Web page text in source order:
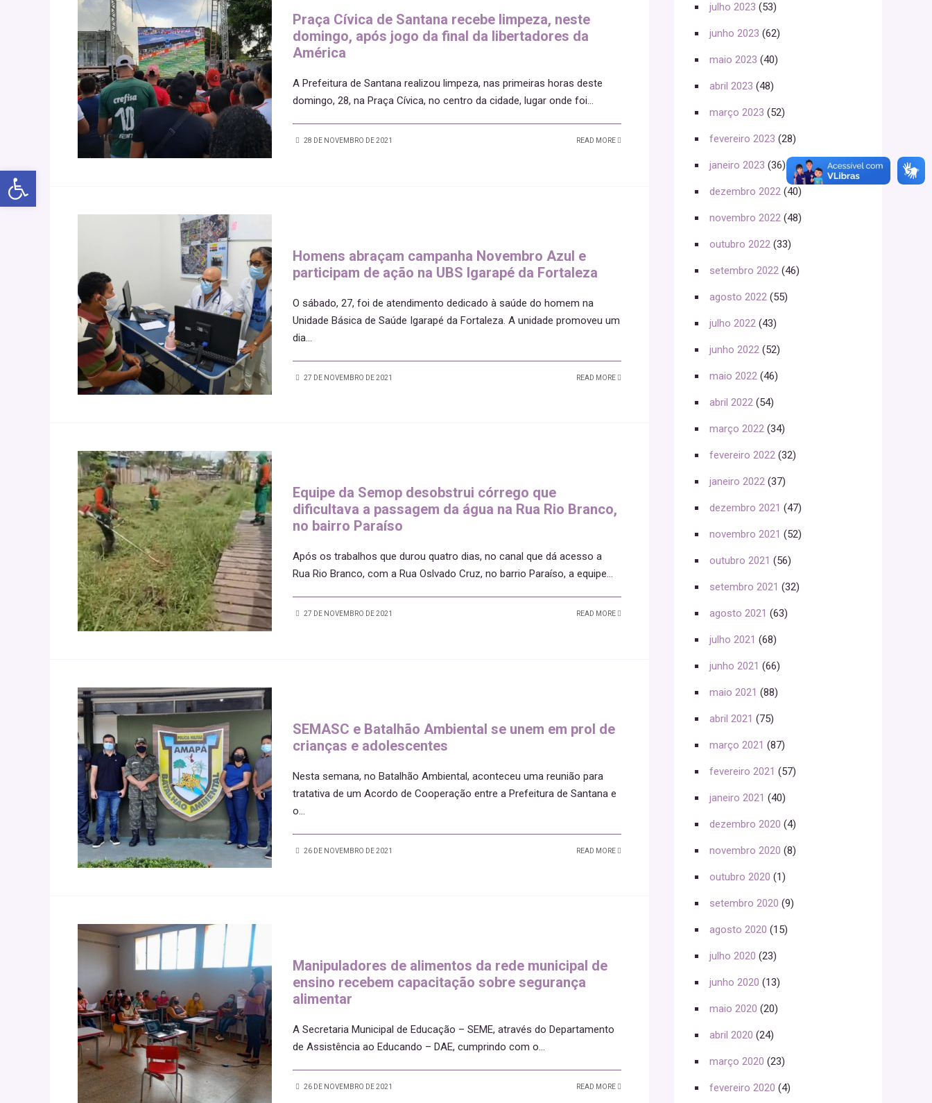
Abrir a barra de ferramentas
Praça Cívica de Santana recebe limpeza, neste
domingo, após jogo da final da libertadores da
América
A Prefeitura de Santana realizou limpeza, nas primeiras horas deste
domingo, 28, na Praça Cívica, no centro da cidade, lugar onde foi...
28 DE NOVEMBRO DE 2021 READ MORE
Homens abraçam campanha Novembro Azul e
participam de ação na UBS Igarapé da Fortaleza
O sábado, 27, foi de atendimento dedicado à saúde do homem na
Unidade Básica de Saúde Igarapé da Fortaleza. A unidade promoveu um
dia...
27 DE NOVEMBRO DE 2021 READ MORE
Equipe da Semop desobstrui córrego que
dificultava a passagem da água na Rua Rio Branco,
no bairro Paraíso
Após os trabalhos que durou quatro dias, no canal que dá acesso a
Rua Rio Branco, com a Rua Oslvado Cruz, no barrio Paraíso, a equipe...
27 DE NOVEMBRO DE 2021 READ MORE
SEMASC e Batalhão Ambiental se unem em prol de
crianças e adolescentes
Nesta semana, no Batalhão Ambiental, aconteceu uma reunião para
tratativa de um Acordo de Cooperação entre a Prefeitura de Santana e
o...
26 DE NOVEMBRO DE 2021 READ MORE
Manipuladores de alimentos da rede municipal de
ensino recebem capacitação sobre segurança
alimentar
A Secretaria Municipal de Educação – SEME, através do Departamento
de Assistência ao Educando – DAE, cumprindo com o...
26 DE NOVEMBRO DE 2021 READ MORE
julho 2023 (53)
junho 2023 (62)
maio 2023 (40)
abril 2023 (48)
março 2023 (52)
fevereiro 2023 (28)
janeiro 2023 (36)
dezembro 2022 (40)
novembro 2022 (48)
outubro 2022 (33)
setembro 2022 (46)
agosto 2022 (55)
julho 2022 (43)
junho 2022 (52)
maio 2022 (46)
abril 2022 (54)
março 2022 (34)
fevereiro 2022 (32)
janeiro 2022 (37)
dezembro 2021 (47)
novembro 2021 (52)
outubro 2021 (56)
setembro 2021 (32)
agosto 2021 (63)
julho 2021 (68)
junho 2021 (66)
maio 2021 (88)
abril 2021 (75)
março 2021 (87)
fevereiro 2021 (57)
janeiro 2021 (40)
dezembro 2020 (4)
novembro 2020 (8)
outubro 2020 (1)
setembro 2020 (9)
agosto 2020 (15)
julho 2020 (23)
junho 2020 (13)
maio 2020 (20)
abril 2020 (24)
março 2020 (23)
fevereiro 2020 (4)